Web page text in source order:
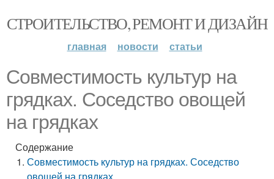
СТРОИТЕЛЬСТВО, РЕМОНТ И ДИЗАЙН
главная новости статьи
Совместимость культур на
грядках. Соседство овощей
на грядках
Содержание
Совместимость культур на грядках. Соседство